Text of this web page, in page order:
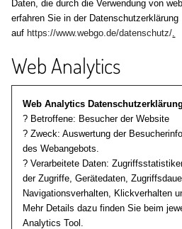
Daten, die durch die Verwendung von
erfahren Sie in der Datenschutzerklärung
auf https://www.webgo.de/datenschutz/
Web Analytics
Web Analytics
? Betroffene: Besucher der Website
? Zweck: Auswertung der
des Webangebots.
? Verarbeitete Daten:
der Zugriffe, Gerätedaten,
Navigationsverhalten, Klickverhalten
Mehr Details dazu finden Sie beim
Analytics Tool.